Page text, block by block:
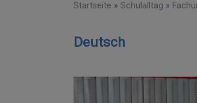
Startseite » Schulalltag »
Deutsch